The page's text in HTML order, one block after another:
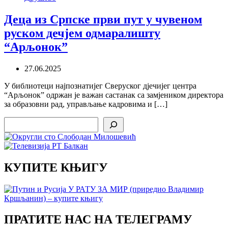
Деца из Српске први пут у чувеном
руском дечјем одмаралишту
“Арљонок”
27.06.2025
У библиотеци најпознатијег Сверуског дјечијег центра
“Арљонок” одржан је важан састанак са замјеником директора
за образовни рад, управљање кадровима и […]
КУПИТЕ КЊИГУ
ПРАТИТЕ НАС НА ТЕЛЕГРАМУ